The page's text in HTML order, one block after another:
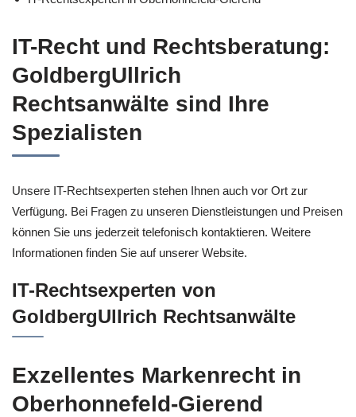
IT-Recht und Rechtsberatung:
GoldbergUllrich
Rechtsanwälte sind Ihre
Spezialisten
Unsere IT-Rechtsexperten stehen Ihnen auch vor Ort zur
Verfügung. Bei Fragen zu unseren Dienstleistungen und Preisen
können Sie uns jederzeit telefonisch kontaktieren. Weitere
Informationen finden Sie auf unserer Website.
IT-Rechtsexperten von
GoldbergUllrich Rechtsanwälte
Exzellentes Markenrecht in
Oberhonnefeld-Gierend